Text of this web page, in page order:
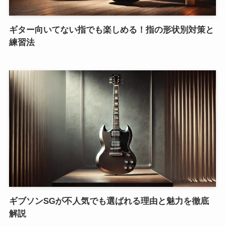
ギター向いてない指でも楽しめる！指の形状別対策と
練習法
ギブソンSGが不人気でも選ばれる理由と魅力を徹底
解説